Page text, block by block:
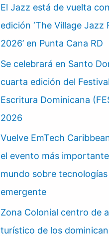
El Jazz está de vuelta
edición ‘The Village Jazz
2026’ en Punta Cana RD
Se celebrará en Santo
cuarta edición del
Escritura Dominicana
2026
Vuelve EmTech
el evento más
mundo sobre tecnologías
emergente
Zona Colonial centro de
turístico de los